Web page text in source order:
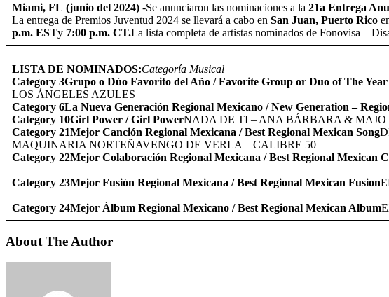
Miami, FL (junio del 2024) -Se anunciaron las nominaciones a la 21a Entrega
La entrega de Premios Juventud 2024 se llevará a cabo en San Juan, Puerto Rico
p.m. ESTy 7:00 p.m. CT.La lista completa de artistas nominados de Fonovisa –
LISTA DE NOMINADOS:Categoría Musical
Category 3Grupo o Dúo Favorito del Año / Favorite Group or Duo of The Year
LOS ÁNGELES AZULES
Category 6La Nueva Generación Regional Mexicano / New Generation –
Category 10Girl Power / Girl PowerNADA DE TI – ANA BÁRBARA & MAJO
Category 21Mejor Canción Regional Mexicana / Best Regional Mexican Song
MAQUINARIA NORTEÑAVENGO DE VERLA – CALIBRE 50
Category 22Mejor Colaboración Regional Mexicana / Best Regional Mexican
Category 23Mejor Fusión Regional Mexicana / Best Regional Mexican Fusion
Category 24Mejor Álbum Regional Mexicano / Best Regional Mexican Album
About The Author